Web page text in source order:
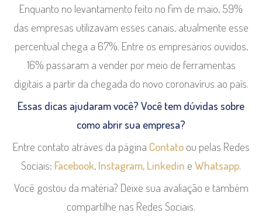
Enquanto no levantamento feito no fim de maio, 59%
das empresas utilizavam esses canais, atualmente esse
percentual chega a 67%. Entre os empresários ouvidos,
16% passaram a vender por meio de ferramentas
digitais a partir da chegada do novo coronavírus ao país.
Essas dicas ajudaram você? Você tem dúvidas sobre
como abrir sua empresa?
Entre contato atráves da página Contatoou pelas Redes
Sociais: Facebook, Instagram, Linkedin e Whatsapp.
Você gostou da matéria? Deixe sua avaliação e também
compartilhe nas Redes Sociais.